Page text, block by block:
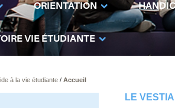
ORIENTATION
VIE ÉTUDIANTE
à la vie étudiante/ Accueil
LE